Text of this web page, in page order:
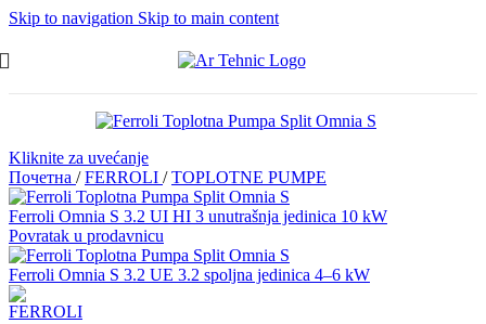
Skip to navigation Skip to main content
Kliknite za uvećanje
Почетна / FERROLI / TOPLOTNE PUMPE
Ferroli Omnia S 3.2 UI HI 3 unutrašnja jedinica 10 kW
Povratak u prodavnicu
Ferroli Omnia S 3.2 UE 3.2 spoljna jedinica 4–6 kW